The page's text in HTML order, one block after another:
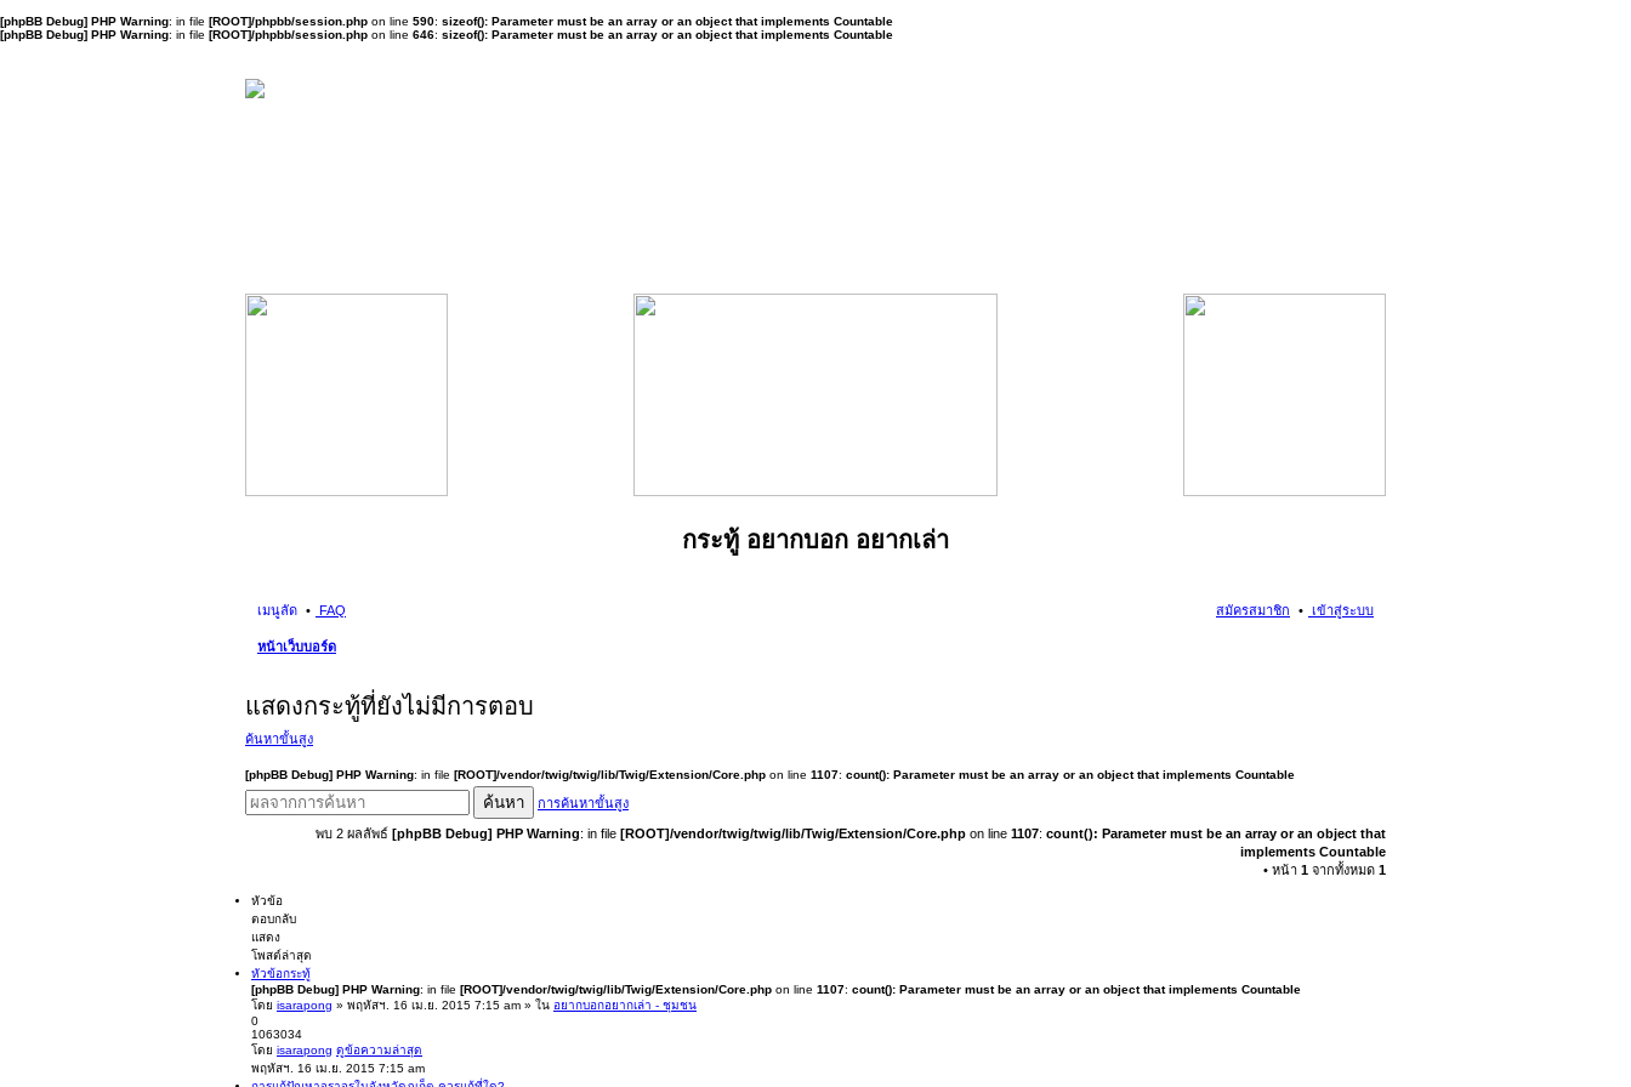
[phpBB Debug] PHP Warning: in file [ROOT]/phpbb/session.php on line 590: sizeof(): Parameter must be an array or an object that implements Countable
[phpBB Debug] PHP Warning: in file [ROOT]/phpbb/session.php on line 646: sizeof(): Parameter must be an array or an object that implements Countable
กระทู้ อยากบอก อยากเล่า
เมนูลัด FAQ เข้าสู่ระบบ
สมัครสมาชิก
หน้าเว็บบอร์ด
แสดงกระทู้ที่ยังไม่มีการตอบ
ค้นหาขั้นสูง
[phpBB Debug] PHP Warning: in file [ROOT]/vendor/twig/twig/lib/Twig/Extension/Core.php on line 1107: count(): Parameter must be an array or an object that implements Countable
ค้นหา การค้นหาขั้นสูง
พบ 2 ผลลัพธ์ [phpBB Debug] PHP Warning: in file [ROOT]/vendor/twig/twig/lib/Twig/Extension/Core.php on line 1107: count(): Parameter must be an array or an object that
implements Countable
• หน้า 1 จากทั้งหมด 1
หัวข้อ
ตอบกลับ
แสดง
โพสต์ล่าสุด
หัวข้อกระทู้
[phpBB Debug] PHP Warning: in file [ROOT]/vendor/twig/twig/lib/Twig/Extension/Core.php on line 1107: count(): Parameter must be an array or an object that implements Countable
โดย isarapong » พฤหัสฯ. 16 เม.ย. 2015 7:15 am » ใน อยากบอกอยากเล่า - ชุมชน
0
1063034
โดย isarapong ดูข้อความล่าสุด
พฤหัสฯ. 16 เม.ย. 2015 7:15 am